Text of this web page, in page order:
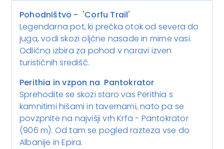
Pohodništvo - 'Corfu Trail'
Legendarna pot, ki prečka otok od severa do
juga, vodi skozi oljčne nasade in mirne vasi.
Odlična izbira za pohod v naravi izven
turističnih središč.
Perithia in vzpon na Pantokrator
Sprehodite se skozi staro vas Perithia s
kamnitimi hišami in tavernami, nato pa se
povzpnite na najvišji vrh Krfa - Pantokrator
(906 m). Od tam se pogled razteza vse do
Albanije in Epira.